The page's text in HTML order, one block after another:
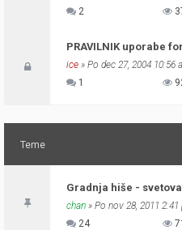
2
PRAVILNIK uporabe
ice » Po dec 27, 2004 10:56
1
Teme
Gradnja hiše -
chan » Po nov 28, 2011 2:41
24